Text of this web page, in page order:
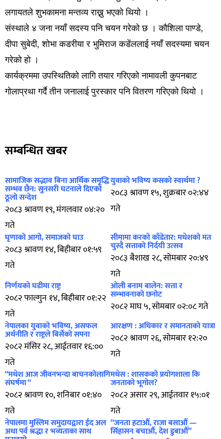
लगायतले शुभकामना मन्तव्य राख्नु भएको थियो ।
संस्थाले ४ जना नयाँ सदस्य पनि चयन गरेको छ । कौशिला पाण्डे,
दीपा सुबेदी, शोभा कडरीया र भुमिराज कडेंललाई नयाँ सदस्यमा चयन
गरेको हो ।
कार्यक्रममा उपस्थितिको लागि तयार गरिएको नामावली कुपनबाट
गोलाप्रथा गर्दै तीन जनालाई पुरस्कार पनि वितरण गरिएको थियो ।
सम्बन्धित खबर
सामाजिक सद्भाव बिना आर्थिक समृद्धि
सम्भव छैन: सुनसरी घटनाले दिएको
ठूलो सन्देश
२०८३ श्रावण १९, मंगलवार ०४:२०
गते
युवाको भविष्य कसको स्वार्थमा ?
२०८३ श्रावण १५, शुक्रबार ०२:४४
गते
घृणाको आगो, समाजको घाउ
२०८३ श्रावण १४, बिहीबार ०१:५९
गते
सीमामा करको काँडेतार: मधेशको मत
चुस्दै सत्ताको निर्दयी उत्सव
२०८३ बैशाख २८, सोमबार २०:४९
गते
निर्णयको घडीमा राष्ट्र
२०८२ फाल्गुन १४, बिहीबार ०१:२२
गते
ओली बनाम बालेन: सत्ता र
सम्भावनाको छनोट
२०८२ माघ ५, सोमबार ०२:०८ गते
नेपालका युवाको भविष्य, असफल
अर्थनीति र राष्ट्रले बिर्सेको सपना
२०८२ मंसिर २८, आईतवार १६:००
गते
आरक्षण : अधिकार र समानताको यात्रा
२०८२ श्रावण २६, सोमबार १२:२०
गते
“मधेश आज जीवनभन्दा बाचनकोलागि
संघर्षमा “
२०८२ श्रावण १०, शनिबार ०१:४०
गते
मधेस : शासकको प्रयोगशाला कि
जनताको भूगोल?
२०८२ असार २९, आईतवार १५:०१
गते
नेपालमा मुस्लिम समुदायद्वारा ईद अल
अधा पर्व श्रद्धा र भव्यताका साथ
“जनता हटाऔं, राजा बसाऔं —
सिंहासन बचाऔं, देश डुबाऔं”